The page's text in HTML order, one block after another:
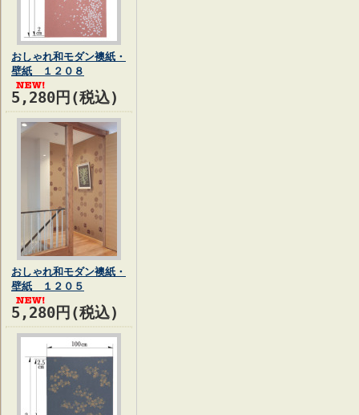
おしゃれ和モダン襖紙・
壁紙 １２０８
5,280円(税込)
おしゃれ和モダン襖紙・
壁紙 １２０５
5,280円(税込)